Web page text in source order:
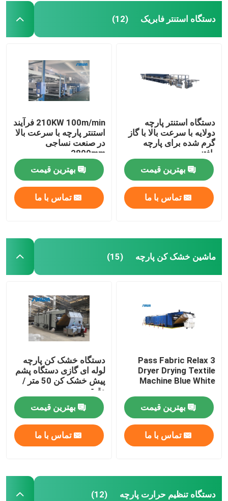
دستگاه استنتر فابریک (12)
دستگاه استنتر پارچه
دولایه با سرعت بالا با گاز
گرم شده برای پارچه
بافتنی
بهترین قیمت
تماس با ما
210KW 100m/min فرآیند
استنتر پارچه با سرعت بالا
در صنعت نساجی
2800mm
بهترین قیمت
تماس با ما
ماشین خشک کن پارچه (15)
3 Pass Fabric Relax
Dryer Drying Textile
Machine Blue White
بهترین قیمت
تماس با ما
دستگاه خشک کن پارچه
لوله ای گازی دستگاه پشم
پیش خشک کن 50 متر /
دقیقه
بهترین قیمت
تماس با ما
دستگاه تنظیم حرارت پارچه (12)